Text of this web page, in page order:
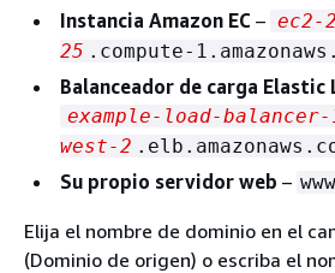
Instancia Amazon EC – ec2-
25 .compute-
Balanceador de carga Elastic
example-load-balancer-
west-2
Su propio servidor web –
Elija el nombre de dominio en el
(Dominio de origen) o escriba el